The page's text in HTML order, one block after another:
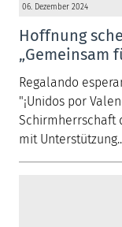
06. Dezember 2024
Hoffnung
„Gemeinsam
Regalando
"¡Unidos por
Schirmherrschaft
mit